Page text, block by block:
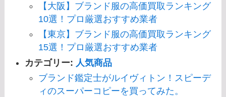
【大阪】ブランド服の高価買取ランキング
10選！プロ厳選おすすめ業者
【東京】ブランド服の高価買取ランキング
15選！プロ厳選おすすめ業者
カテゴリー: 人気商品
ブランド鑑定士がルイヴィトン！スピーデ
ィのスーパーコピーを買ってみた。